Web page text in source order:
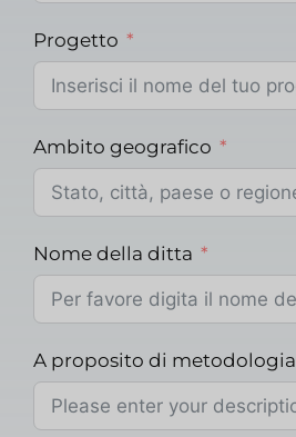
Progetto
Ambito geografico
Nome della ditta
A proposito di metodologia